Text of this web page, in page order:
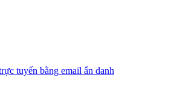
tuyến bằng email ẩn danh